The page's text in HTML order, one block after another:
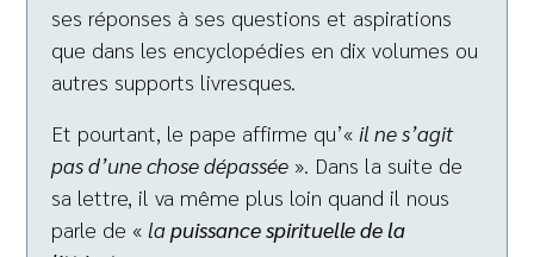
ses réponses à ses questions et aspirations
que dans les encyclopédies en dix volumes ou
autres supports livresques.
Et pourtant, le pape affirme qu’« il ne s’agit
pas d’une chose dépassée ». Dans la suite de
sa lettre, il va même plus loin quand il nous
parle de « lapuissance spirituelle de la